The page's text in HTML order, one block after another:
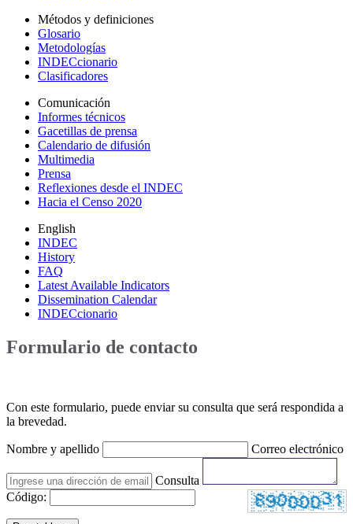
Métodos y definiciones
Glosario
Metodologías
INDECcionario
Clasificadores
Comunicación
Informes técnicos
Gacetillas de prensa
Calendario de difusión
Multimedia
Prensa
Reflexiones desde el INDEC
Hacia el Censo 2020
English
INDEC
History
FAQ
Latest Available Indicators
Dissemination Calendar
INDECcionario
Formulario de contacto
Con este formulario, puede enviar su consulta que será respondida a
la brevedad.
Nombre y apellido Correo electrónico
Consulta
Código: